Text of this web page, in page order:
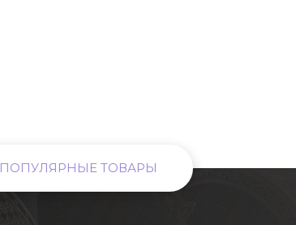
ПОПУЛЯРНЫЕ ТОВАРЫ